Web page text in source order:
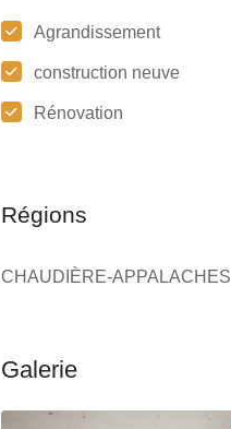
Agrandissement
construction neuve
Rénovation
Régions
CHAUDIÈRE-APPALACHES